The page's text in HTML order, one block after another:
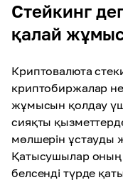
Стейкинг
қалай жұмыс
Криптовалюта
криптобиржалар
жұмысын қолдау
сияқты
мөлшерін ұстауды
Қатысушылар оның
белсенді түрде